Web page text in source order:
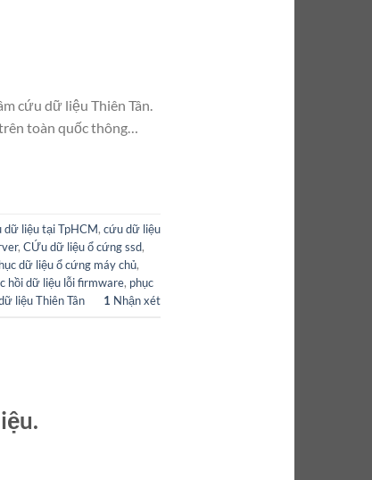
cứu dữ liệu Thiên Tân.
toàn quốc thông…
dữ liệu tại TpHCM, cứu dữ liệu
, CỨu dữ liệu ổ cứng ssd,
dữ liệu ổ cứng máy chủ,
hồi dữ liệu lỗi firmware, phục
liệu Thiên Tân 1 Nhận xét